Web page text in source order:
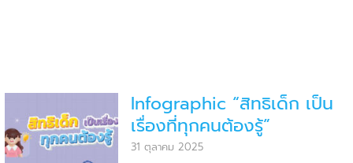
Infographic “สิทธิเด็ก เป็น
เรื่องที่ทุกคนต้องรู้”
31 ตุลาคม 2025